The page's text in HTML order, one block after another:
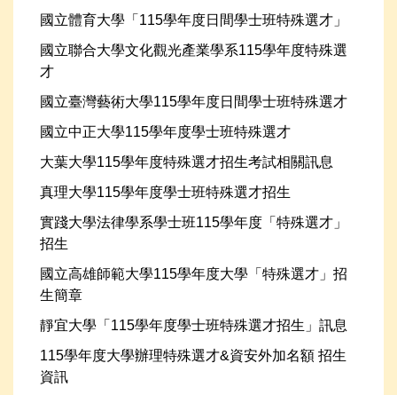
國立體育大學「115學年度日間學士班特殊選才」
國立聯合大學文化觀光產業學系115學年度特殊選
才
國立臺灣藝術大學115學年度日間學士班特殊選才
國立中正大學115學年度學士班特殊選才
大葉大學115學年度特殊選才招生考試相關訊息
真理大學115學年度學士班特殊選才招生
實踐大學法律學系學士班115學年度「特殊選才」
招生
國立高雄師範大學115學年度大學「特殊選才」招
生簡章
靜宜大學「115學年度學士班特殊選才招生」訊息
115學年度大學辦理特殊選才&資安外加名額 招生
資訊